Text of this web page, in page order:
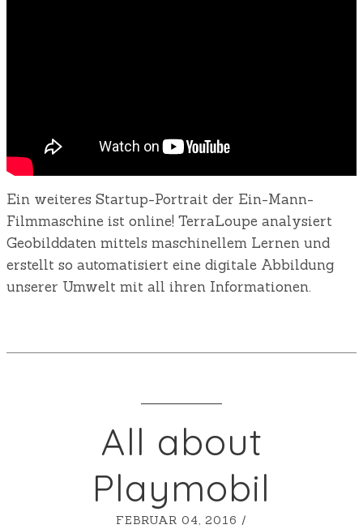
Ein weiteres Startup-Portrait der Ein-Mann-
Filmmaschine ist online! TerraLoupe analysiert
Geobilddaten mittels maschinellem Lernen und
erstellt so automatisiert eine digitale Abbildung
unserer Umwelt mit all ihren Informationen.
All about
Playmobil
FEBRUAR 04, 2016 /